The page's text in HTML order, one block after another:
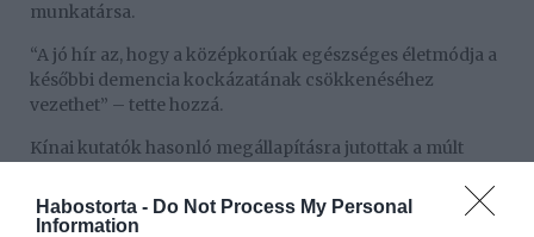
Habostorta - Do Not Process My Personal
Information
munkatársa.
“A jó hír az, hogy a középkorúak egészséges életmódja a
későbbi demencia kockázatának csökkenéséhez
vezethet” – tette hozzá.
Kínai kutatók hasonló megállapításra jutottak a múlt
például a helyes táplálkozás, a rendszeres testmozgás, a
kártyázás és a legalább heti kétszeri társasági élet –